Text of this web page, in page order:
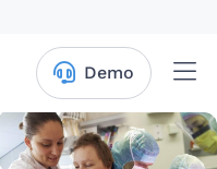
Demo